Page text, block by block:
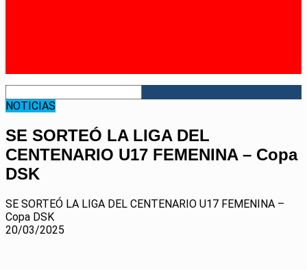
NOTICIAS
SE SORTEÓ LA LIGA DEL
CENTENARIO U17 FEMENINA – Copa
DSK
SE SORTEÓ LA LIGA DEL CENTENARIO U17 FEMENINA –
Copa DSK
20/03/2025